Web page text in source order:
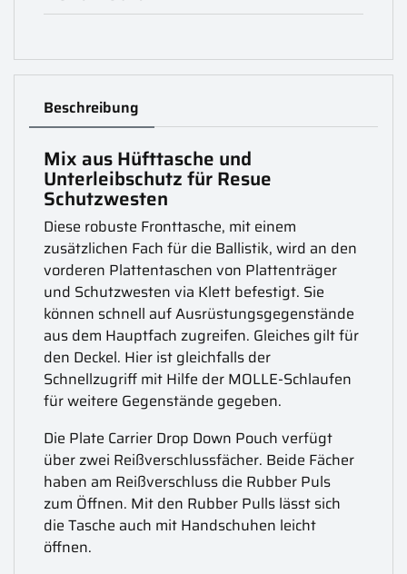
Beschreibung
Mix aus Hüfttasche und
Unterleibschutz für Resue
Schutzwesten
Diese robuste Fronttasche, mit einem
zusätzlichen Fach für die Ballistik, wird an den
vorderen Plattentaschen von Plattenträger
und Schutzwesten via Klett befestigt. Sie
können schnell auf Ausrüstungsgegenstände
aus dem Hauptfach zugreifen. Gleiches gilt für
den Deckel. Hier ist gleichfalls der
Schnellzugriff mit Hilfe der MOLLE-Schlaufen
für weitere Gegenstände gegeben.
Die Plate Carrier Drop Down Pouch verfügt
über zwei Reißverschlussfächer. Beide Fächer
haben am Reißverschluss die Rubber Puls
zum Öffnen. Mit den Rubber Pulls lässt sich
die Tasche auch mit Handschuhen leicht
öffnen.